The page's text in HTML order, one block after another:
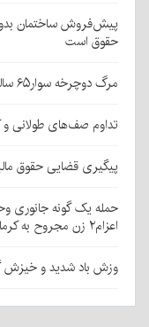
پیش‌فروش ساختمان
حقوق است
مرگ دوچرخه سوار۶۵ ساله در مسیر باغین
تداوم صف‌های طولانی و
پیگیری قضایی حقوق
حمله یک گونه جانوری
اعزام۲ زن مجروح به کرمان
وزش باد شدید و خیزش